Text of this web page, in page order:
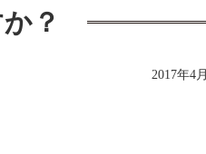
？
2017年4